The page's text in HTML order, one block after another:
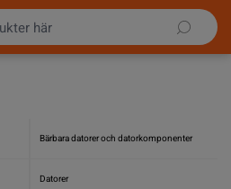
Bärbara datorer och datorkomponenter
Datorer